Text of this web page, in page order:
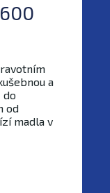
a
do
od
madla v